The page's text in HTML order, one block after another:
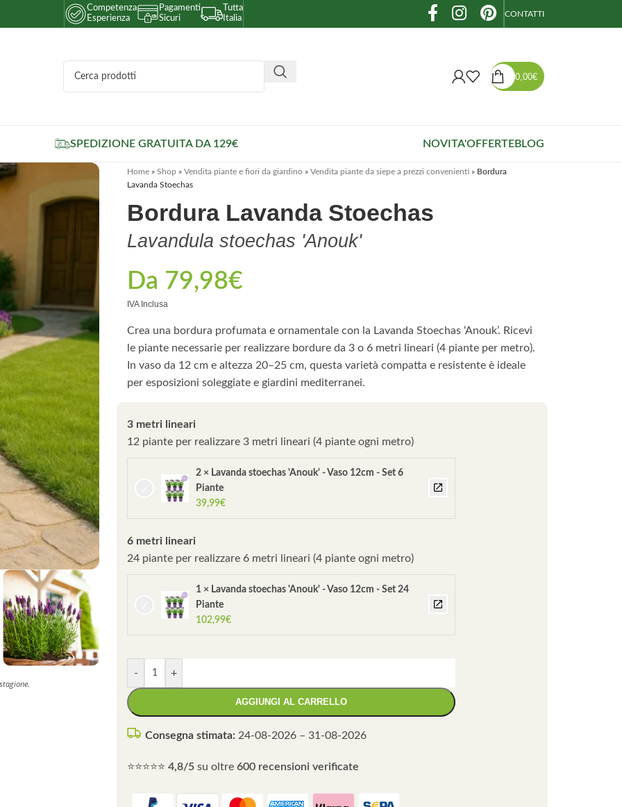
Competenza
Esperienza
Pagamenti
Sicuri
Tutta
Italia
CONTATTI
0,00€
SPEDIZIONE GRATUITA DA 129€ NOVITA'OFFERTEBLOG
Home » Shop » Vendita piante e fiori da giardino » Vendita piante da siepe a prezzi convenienti » Bordura
Lavanda Stoechas
Bordura Lavanda Stoechas
Lavandula stoechas 'Anouk'
Da 79,98€
IVA Inclusa
Crea una bordura profumata e ornamentale con la Lavanda Stoechas ‘Anouk’. Ricevi
le piante necessarie per realizzare bordure da 3 o 6 metri lineari (4 piante per metro).
In vaso da 12 cm e altezza 20–25 cm, questa varietà compatta e resistente è ideale
per esposizioni soleggiate e giardini mediterranei.
3 metri lineari
12 piante per realizzare 3 metri lineari (4 piante ogni metro)
2 × Lavanda stoechas 'Anouk' - Vaso 12cm - Set 6
Piante
39,99€
6 metri lineari
24 piante per realizzare 6 metri lineari (4 piante ogni metro)
1 × Lavanda stoechas 'Anouk' - Vaso 12cm - Set 24
Piante
102,99€
- +
AGGIUNGI AL CARRELLO
Consegna stimata: 24-08-2026 – 31-08-2026
⭐⭐⭐⭐⭐ 4,8/5 su oltre 600 recensioni verificate